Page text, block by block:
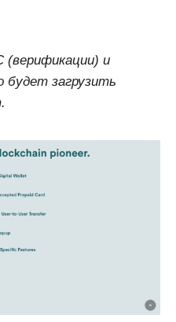
(верификации) и
будет загрузить